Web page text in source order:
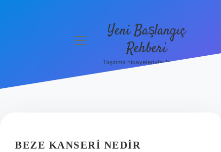
Politikası
menüyü
Yeni Başlangıç
Rehberi
Taşınma hikayeleriyle ilham bul!
BEZE KANSERI NEDIR